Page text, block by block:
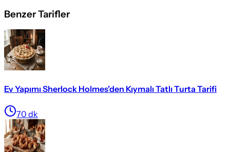
Benzer Tarifler
Ev Yapımı Sherlock Holmes'den Kıymalı Tatlı Turta Tarifi
70 dk